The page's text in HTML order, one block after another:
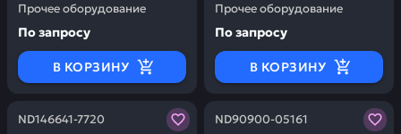
Прочее оборудование
По запросу
В КОРЗИНУ
Прочее оборудование
По запросу
В КОРЗИНУ
ND146641-7720
Заказывая запчасти у нас, вы получаете гарантию
ND90900-05161
Заказывая запчасти у